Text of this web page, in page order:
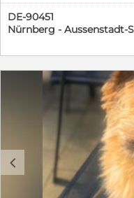
Alltagsgeräusche und
2 sehr liebe aufgeweckte
gechipt, regelmäßig
gemeinsames Plätzchen
Spielkameraden hätten.
Nachzucht Vorheriges
wünschenswert. Tel.:
DE-90451
Nürnberg - Aussenstadt-
c